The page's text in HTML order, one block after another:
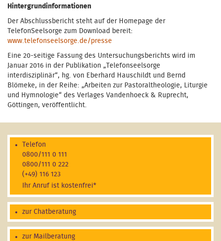
Hintergrundinformationen
Der Abschlussbericht steht auf der Homepage der
TelefonSeelsorge zum Download bereit:
www.telefonseelsorge.de/presse
Eine 20-seitige Fassung des Untersuchungsberichts wird im
Januar 2016 in der Publikation „Telefonseelsorge
interdisziplinär“, hg. von Eberhard Hauschildt und Bernd
Blömeke, in der Reihe: „Arbeiten zur Pastoraltheologie, Liturgie
und Hymnologie“ des Verlages Vandenhoeck & Ruprecht,
Göttingen, veröffentlicht.
Telefon
0800/111 0 111
0800/111 0 222
(+49) 116 123
Ihr Anruf ist kostenfrei*
zur Chatberatung
zur Mailberatung